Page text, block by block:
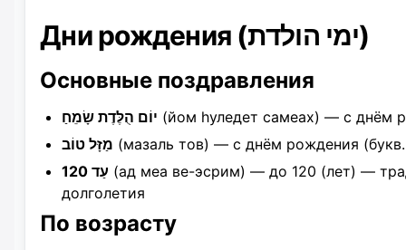
Дни рождения (ימי הולדת)
Основные поздравления
יוֹם הֻלֶּדֶת שָׂמֵחַ (йом hуледет самеах) — с днём
מַזָּל טוֹב (мазаль тов) — с днём рождения
עַד 120 (ад меа ве-эсрим) — до 120 (лет) —
долголетия
По возрасту